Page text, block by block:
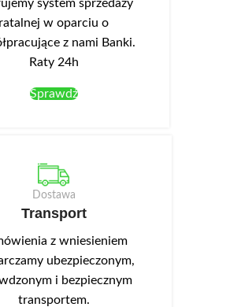
system sprzedaży
ratalnej w oparciu o
z nami Banki.
Raty 24h
Sprawdź
Dostawa
Transport
z wniesieniem
ubezpieczonym,
i bezpiecznym
transportem.